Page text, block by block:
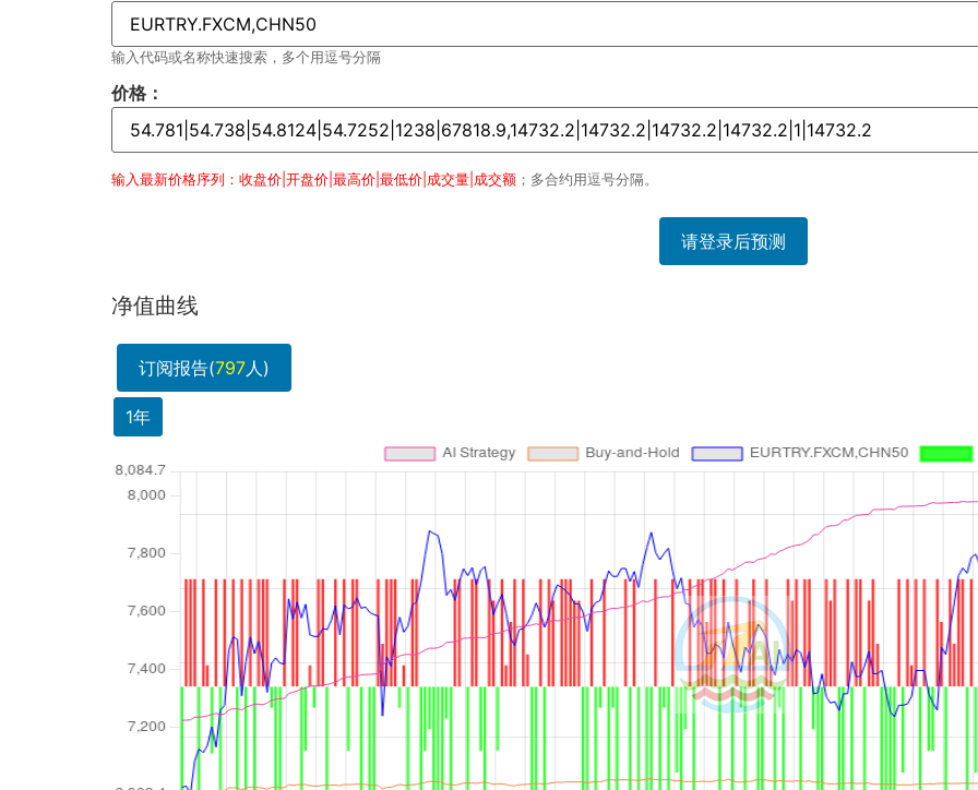
输入代码或名称快速搜索，多个用逗号分隔
价格：
输入最新价格序列：收盘价|开盘价|最高价|最低价|成交量|成交额 ；多合约用逗号分隔。
请登录后预测
净值曲线
订阅报告(797人)
1年